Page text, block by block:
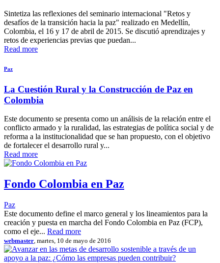
Sintetiza las reflexiones del seminario internacional "Retos y
desafíos de la transición hacia la paz" realizado en Medellín,
Colombia, el 16 y 17 de abril de 2015. Se discutió aprendizajes y
retos de experiencias previas que puedan...
Read more
Paz
La Cuestión Rural y la Construcción de Paz en
Colombia
Este documento se presenta como un análisis de la relación entre el
conflicto armado y la ruralidad, las estrategias de política social y de
reforma a la institucionalidad que se han propuesto, con el objetivo
de fortalecer el desarrollo rural y...
Read more
Fondo Colombia en Paz
Paz
Este documento define el marco general y los lineamientos para la
creación y puesta en marcha del Fondo Colombia en Paz (FCP),
como el eje... Read more
webmaster, martes, 10 de mayo de 2016